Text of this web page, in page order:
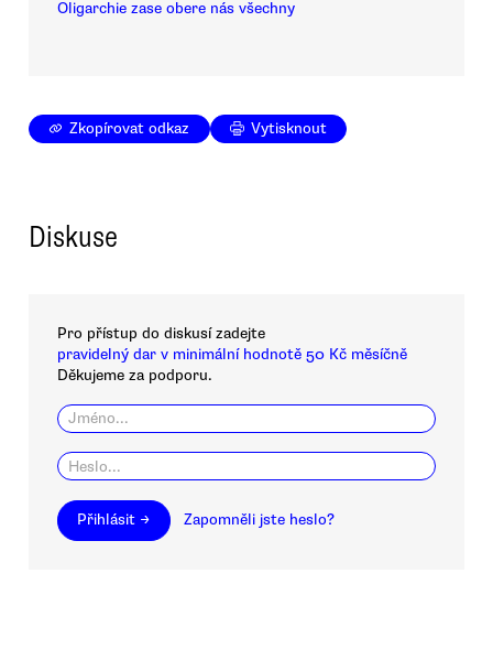
Oligarchie zase obere nás všechny
Zkopírovat odkaz Vytisknout
Diskuse
Pro přístup do diskusí zadejte
pravidelný dar v minimální hodnotě 50 Kč měsíčně
Děkujeme za podporu.
Přihlásit → Zapomněli jste heslo?